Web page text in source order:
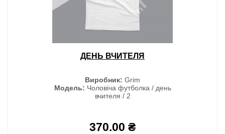
ДЕНЬ ВЧИТЕЛЯ
Виробник: Grim
Модель: Чоловіча футболка / день
вчителя / 2
370.00 ₴